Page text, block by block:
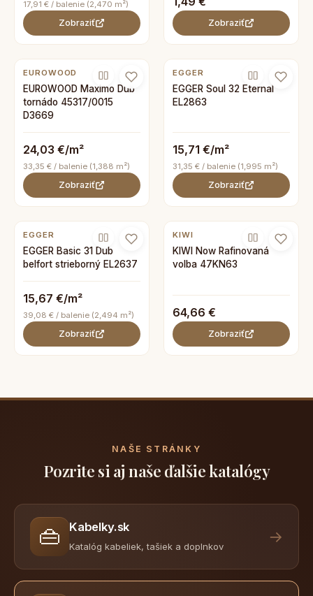
17,91 € / balenie (2,470 m²)
Zobraziť Zobraziť
EUROWOOD
EUROWOOD Maximo Dub
tornádo 45317/0015
D3669
24,03 €/m²
33,35 € / balenie (1,388 m²)
Zobraziť
EGGER
EGGER Soul 32 Eternal
EL2863
15,71 €/m²
31,35 € / balenie (1,995 m²)
Zobraziť
EGGER
EGGER Basic 31 Dub
belfort strieborný EL2637
15,67 €/m²
39,08 € / balenie (2,494 m²)
Zobraziť
KIWI
KIWI Now Rafinovaná
volba 47KN63
64,66 €
Zobraziť
NAŠE STRÁNKY
Pozrite si aj naše ďalšie katalógy
👜 Kabelky.sk
Katalóg kabeliek, tašiek a doplnkov
→